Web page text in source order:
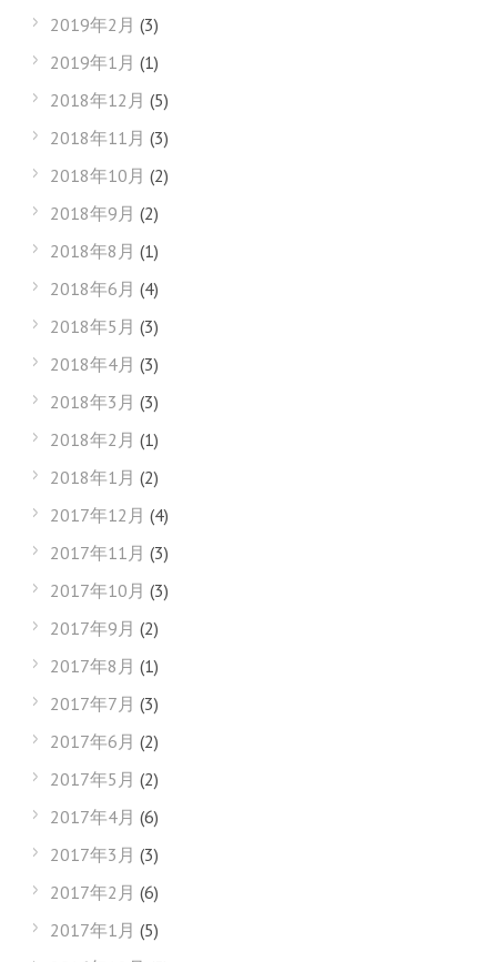
2019年2月 (3)
2019年1月 (1)
2018年12月 (5)
2018年11月 (3)
2018年10月 (2)
2018年9月 (2)
2018年8月 (1)
2018年6月 (4)
2018年5月 (3)
2018年4月 (3)
2018年3月 (3)
2018年2月 (1)
2018年1月 (2)
2017年12月 (4)
2017年11月 (3)
2017年10月 (3)
2017年9月 (2)
2017年8月 (1)
2017年7月 (3)
2017年6月 (2)
2017年5月 (2)
2017年4月 (6)
2017年3月 (3)
2017年2月 (6)
2017年1月 (5)